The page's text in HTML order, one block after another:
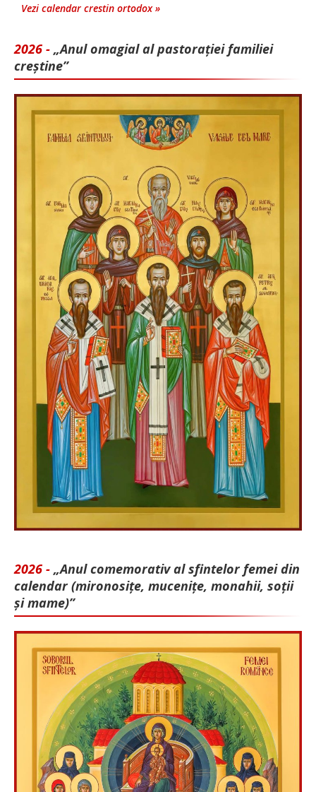
Vezi calendar crestin ortodox »
2026 - „Anul omagial al pastorației familiei
creștine”
2026 - „Anul comemorativ al sfintelor femei din
calendar (mironosițe, mu­cenițe, monahii, soții
și mame)”